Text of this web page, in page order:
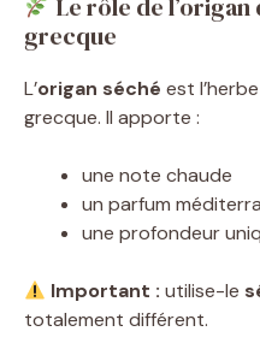
Le rôle de
grecque
L’origan séché est
grecque. Il apporte :
une note chaude
un parfum
une profondeur
Important : utilise-le
totalement différent.